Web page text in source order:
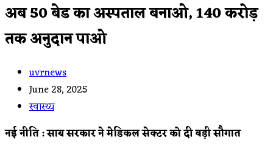
अब 50 बेड का अस्पताल बनाओ, 140 करोड़
तक अनुदान पाओ
Post
author:
uvrnews
Post
published:
June 28, 2025
Post
category:
स्वास्थ्य
नई नीति : साय सरकार ने मेडिकल सेक्टर को दी बड़ी सौगात